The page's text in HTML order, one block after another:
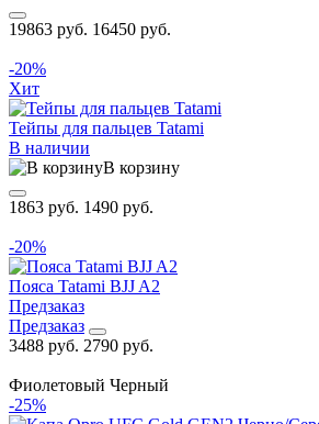
19863 руб. 16450 руб.
-20%
Хит
Тейпы для пальцев Tatami
В наличии
В корзину
1863 руб. 1490 руб.
-20%
Пояса Tatami BJJ A2
Предзаказ
Предзаказ
3488 руб. 2790 руб.
Фиолетовый Черный
-25%